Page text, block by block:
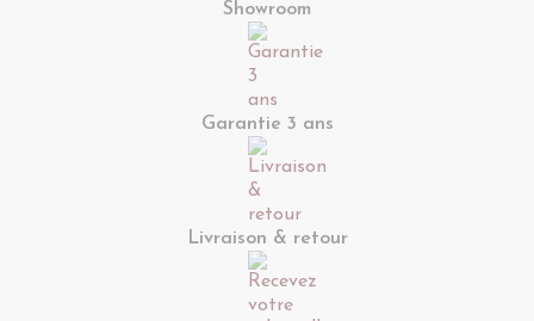
Showroom
Garantie 3 ans
Livraison & retour